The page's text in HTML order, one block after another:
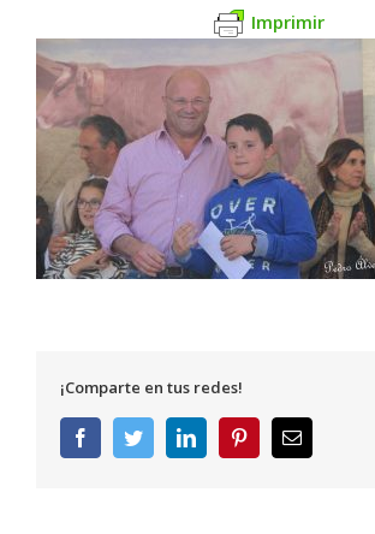
Imprimir
¡Comparte en tus redes!
FacebookTwitterLinkedInPinterestCorreo
electrónico